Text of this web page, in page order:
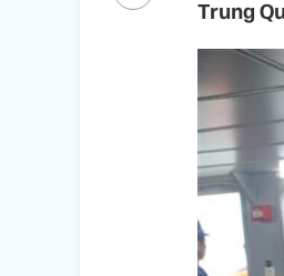
Trung